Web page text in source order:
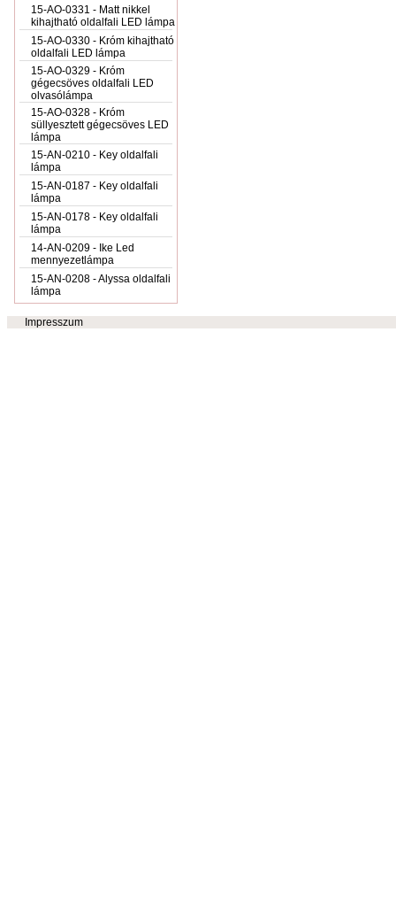
15-AO-0331 - Matt nikkel
kihajtható oldalfali LED lámpa
15-AO-0330 - Króm kihajtható
oldalfali LED lámpa
15-AO-0329 - Króm
gégecsöves oldalfali LED
olvasólámpa
15-AO-0328 - Króm
süllyesztett gégecsöves LED
lámpa
15-AN-0210 - Key oldalfali
lámpa
15-AN-0187 - Key oldalfali
lámpa
15-AN-0178 - Key oldalfali
lámpa
14-AN-0209 - Ike Led
mennyezetlámpa
15-AN-0208 - Alyssa oldalfali
lámpa
Impresszum